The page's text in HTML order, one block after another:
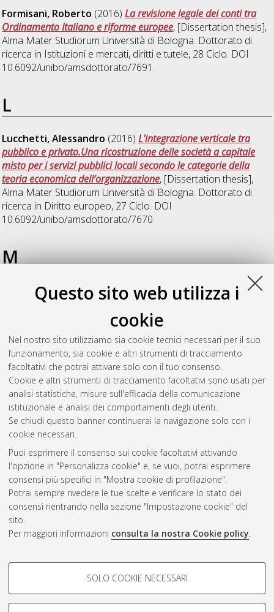
Questo sito web utilizza i
cookie
Nel nostro sito utilizziamo sia cookie tecnici necessari per il suo
funzionamento, sia cookie e altri strumenti di tracciamento
facoltativi che potrai attivare solo con il tuo consenso.
Cookie e altri strumenti di tracciamento facoltativi sono usati per
analisi statistiche, misure sull'efficacia della comunicazione
istituzionale e analisi dei comportamenti degli utenti.
Se chiudi questo banner continuerai la navigazione solo con i
cookie necessari.
Puoi esprimere il consenso sui cookie facoltativi attivando
l'opzione in "Personalizza cookie" e, se vuoi, potrai esprimere
consensi più specifici in "Mostra cookie di profilazione".
Potrai sempre rivedere le tue scelte e verificare lo stato dei
consensi rientrando nella sezione "Impostazione cookie" del
sito.
Per maggiori informazioni consulta la nostra Cookie policy.
COOKIE DI PROFILAZIONE -
Si tratta di cookie utilizzati per analizzare le caratteristiche della
SOLO COOKIE NECESSARI
Formisani, Roberto (2016)La revisione legale dei conti tra
Ordinamento Italiano e riforme europee, [Dissertation thesis],
Alma Mater Studiorum Università di Bologna. Dottorato di
ricerca in Istituzioni e mercati, diritti e tutele, 28 Ciclo. DOI
10.6092/unibo/amsdottorato/7691.
L
Lucchetti, Alessandro (2016)L'integrazione verticale tra
pubblico e privato.Una ricostruzione delle società a capitale
misto per i servizi pubblici locali secondo le categorie della
teoria economica dell’organizzazione, [Dissertation thesis],
Alma Mater Studiorum Università di Bologna. Dottorato di
ricerca in Diritto europeo, 27 Ciclo. DOI
10.6092/unibo/amsdottorato/7670.
M
Montesano, Anna(2016)I documenti di trasporto nelle
operazioni di credito documentario, [Dissertation thesis], Alma
Mater Studiorum Università di Bologna. Dottorato di ricerca in
Stato, persona e servizi nell'ordinamento europeo e
internazionale, 28 Ciclo. DOI
10.6092/unibo/amsdottorato/7662.
Questa lista e' stata generata il Thu Aug 6 20:38:01 2026
Atom
Rss 1.0
Rss 2.0
ISSN: 2038-7946
Impostazioni Cookie
Informativa sulla privacy
Condizioni d’uso del sito